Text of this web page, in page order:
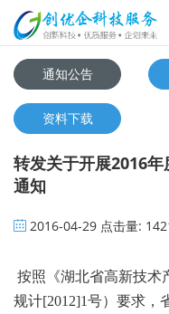
通知公告
资料下载
转发关于开展2016
通知
2016-04-29 点击量:
按照《湖北省高新技术
规计[2012]1号）要求，